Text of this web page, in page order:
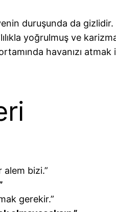
duruşunda da gizlidir.
yoğrulmuş ve
havanızı
alem bizi.”
gerekir.”